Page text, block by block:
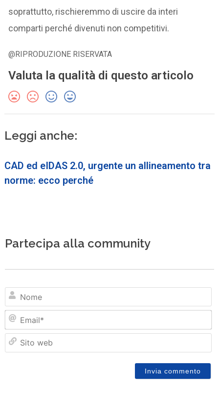
soprattutto, rischieremmo di uscire da interi
comparti perché divenuti non competitivi.
@RIPRODUZIONE RISERVATA
Valuta la qualità di questo articolo
Leggi anche:
CAD ed eIDAS 2.0, urgente un allineamento tra
norme: ecco perché
Partecipa alla community